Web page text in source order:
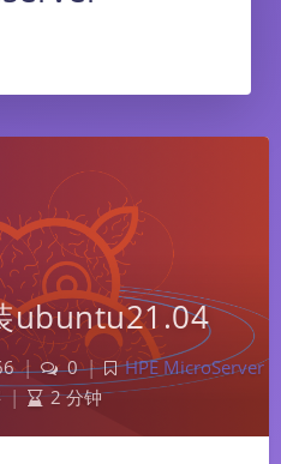
ubuntu21.04
| 0 |
HPE MicroServer
| 2 分钟